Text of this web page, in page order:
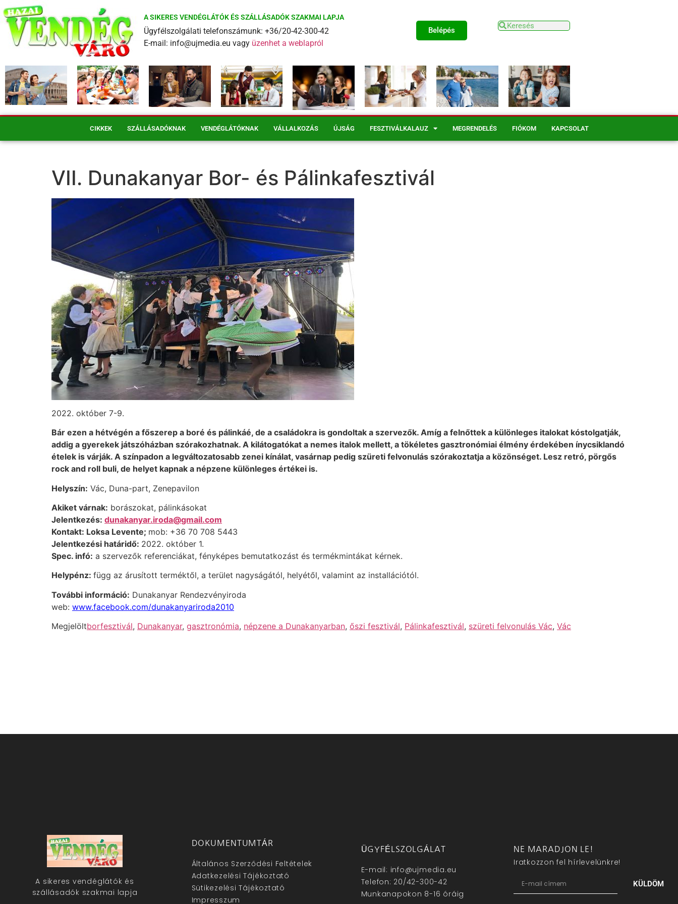
A SIKERES VENDÉGLÁTÓK ÉS SZÁLLÁSADÓK SZAKMAI LAPJA
Ügyfélszolgálati telefonszámunk: +36/20-42-300-42
E-mail: info@ujmedia.eu vagy üzenhet a weblapról
Belépés
CIKKEK SZÁLLÁSADÓKNAK VENDÉGLÁTÓKNAK VÁLLALKOZÁS ÚJSÁG FESZTIVÁLKALAUZ MEGRENDELÉS FIÓKOM KAPCSOLAT
VII. Dunakanyar Bor- és Pálinkafesztivál
2022. október 7-9.
Bár ezen a hétvégén a főszerep a boré és pálinkáé, de a családokra is gondoltak a szervezők. Amíg a felnőttek a különleges italokat kóstolgatják,
addig a gyerekek játszóházban szórakozhatnak. A kilátogatókat a nemes italok mellett, a tökéletes gasztronómiai élmény érdekében ínycsiklandó
ételek is várják. A színpadon a legváltozatosabb zenei kínálat, vasárnap pedig szüreti felvonulás szórakoztatja a közönséget. Lesz retró, pörgős
rock and roll buli, de helyet kapnak a népzene különleges értékei is.
Helyszín: Vác, Duna-part, Zenepavilon
Akiket várnak: borászokat, pálinkásokat
Jelentkezés: dunakanyar.iroda@gmail.com
Kontakt: Loksa Levente; mob: +36 70 708 5443
Jelentkezési határidő: 2022. október 1.
Spec. infó: a szervezők referenciákat, fényképes bemutatkozást és termékmintákat kérnek.
Helypénz: függ az árusított terméktől, a terület nagyságától, helyétől, valamint az installációtól.
További információ: Dunakanyar Rendezvényiroda
web: www.facebook.com/dunakanyariroda2010
Megjelöltborfesztivál, Dunakanyar, gasztronómia, népzene a Dunakanyarban, őszi fesztivál, Pálinkafesztivál, szüreti felvonulás Vác, Vác
A sikeres vendéglátók és
szállásadók szakmai lapja
DOKUMENTUMTÁR
Általános Szerződési Feltételek
Adatkezelési Tájékoztató
Sütikezelési Tájékoztató
Impresszum
ÜGYFÉLSZOLGÁLAT
E-mail: info@ujmedia.eu
Telefon: 20/42-300-42
Munkanapokon 8-16 óráig
NE MARADJON LE!
Iratkozzon fel hírlevelünkre!
KÜLDÖM